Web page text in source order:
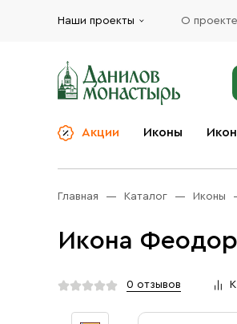
Наши проекты О проекте
Акции Иконы
Церковная утварь
Иконы
Бренды
Услуги
Главная Каталог Иконы
Икона Феодор
0 отзывов